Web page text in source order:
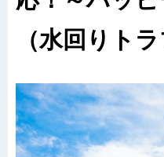
（水回りト